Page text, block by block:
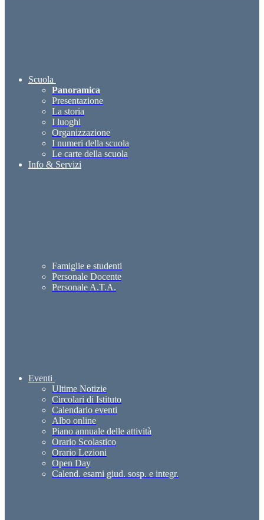
Scuola
Panoramica
Presentazione
La storia
I luoghi
Organizzazione
I numeri della scuola
Le carte della scuola
Info & Servizi
Famiglie e studenti
Personale Docente
Personale A.T.A.
Eventi
Ultime Notizie
Circolari di Istituto
Calendario eventi
Albo online
Piano annuale delle attività
Orario Scolastico
Orario Lezioni
Open Day
Calend. esami giud. sosp. e integr.